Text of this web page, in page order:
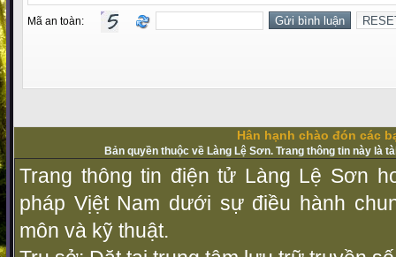
Mã an toàn:
Hân hạnh chào đón các
Bản quyền thuộc về Làng Lệ Sơn. Trang thông tin này là
Trang thông tin điện tử Làng Lệ Sơn
pháp Vịệt Nam dưới sự điều hành
môn và kỹ thuật.